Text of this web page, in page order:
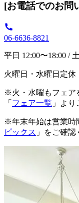
[お電話でのお問
06-6636-8821
平日 12:00〜18:00 /
火曜日・水曜日定休
※火・水曜もフェア
「 フェア一覧 」より
※年末年始は営業時
ピックス 」をご確認